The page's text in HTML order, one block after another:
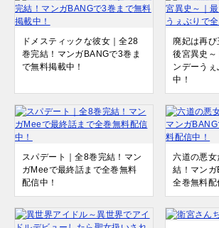
ドメスティックな彼女｜全28
巻完結！マンガBANGで3巻ま
で無料掲載中！
廃妃は再び
後宮異史
ンデーう
中！
スパデート｜全8巻完結！マン
ガMeeで最終話まで全巻無料
配信中！
六道の悪
結！マン
全巻無料配